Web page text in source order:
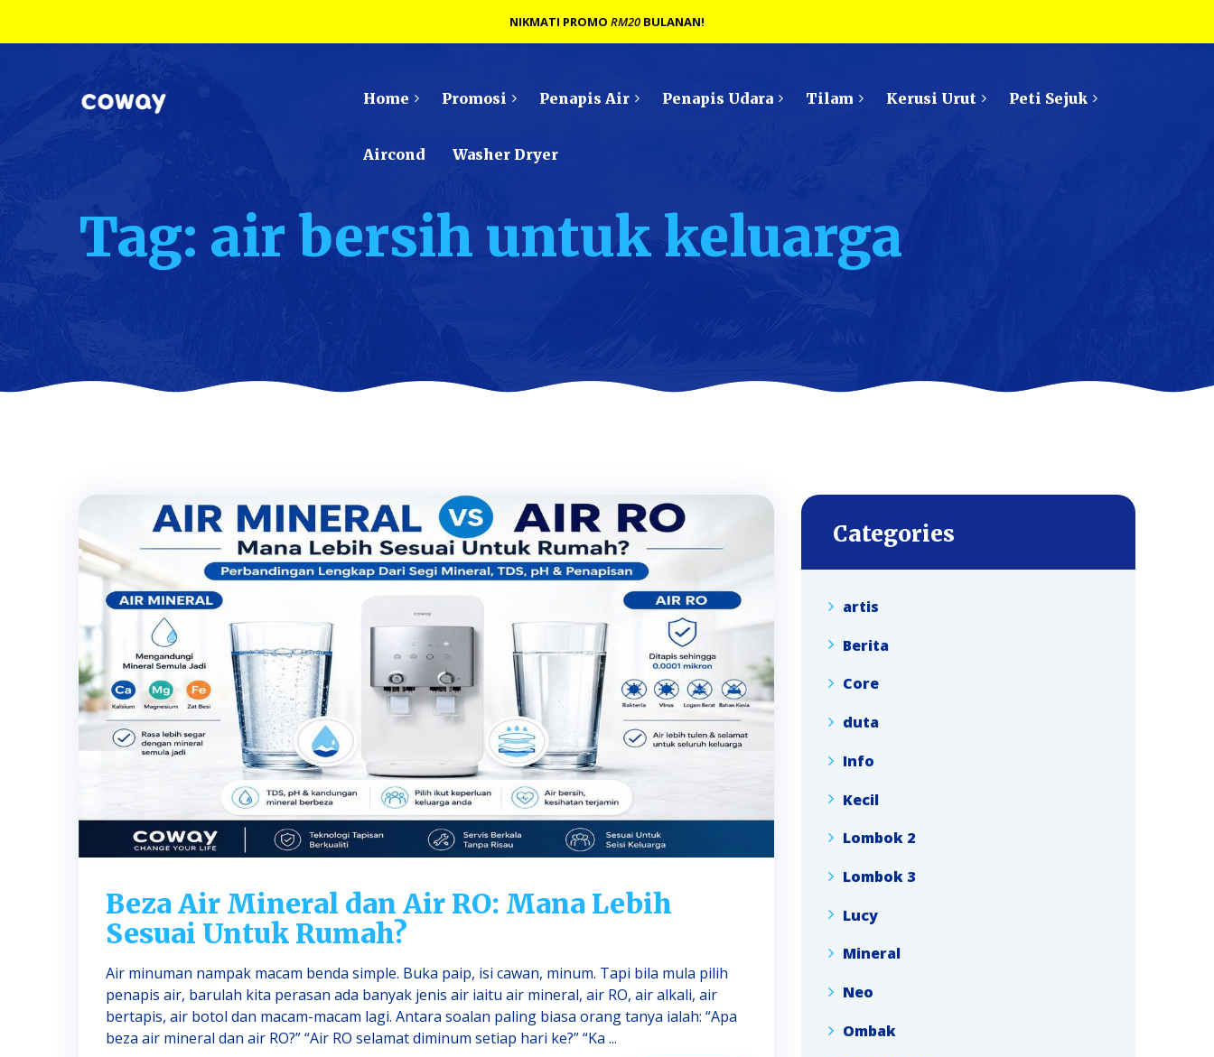
Home Promosi Penapis Air Penapis Udara Tilam Kerusi Urut Peti Sejuk
Aircond Washer Dryer
Tag: air bersih untuk keluarga
Beza Air Mineral dan Air RO: Mana Lebih
Sesuai Untuk Rumah?
Air minuman nampak macam benda simple. Buka paip, isi cawan, minum. Tapi bila mula pilih
penapis air, barulah kita perasan ada banyak jenis air iaitu air mineral, air RO, air alkali, air
bertapis, air botol dan macam-macam lagi. Antara soalan paling biasa orang tanya ialah: “Apa
beza air mineral dan air RO?” “Air RO selamat diminum setiap hari ke?” “Ka ...
Categories
artis
Berita
Core
duta
Info
Kecil
Lombok 2
Lombok 3
Lucy
Mineral
Neo
Ombak
NIKMATI PROMO RM20 BULANAN!